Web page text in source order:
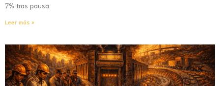
7% tras pausa.
Leer más »